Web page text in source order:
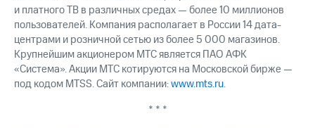
и платного ТВ в различных средах — более 10 миллионов
пользователей. Компания располагает в России 14 дата-
центрами и розничной сетью из более 5 000 магазинов.
Крупнейшим акционером МТС является ПАО АФК
«Система». Акции МТС котируются на Московской бирже —
под кодом MTSS. Сайт компании:www.mts.ru.
* * *